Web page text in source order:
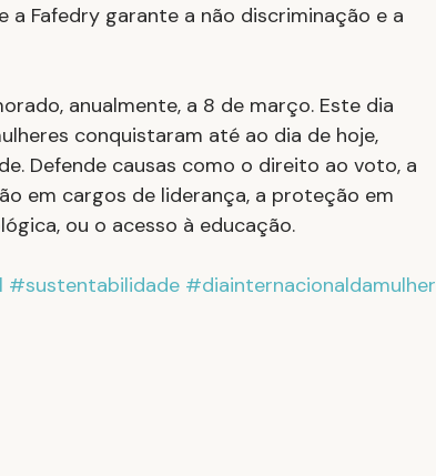
Fafedry garante a não discriminação e a
anualmente, a 8 de março. Este dia
conquistaram até ao dia de hoje,
Defende causas como o direito ao voto, a
em cargos de liderança, a proteção em
ou o acesso à educação.
#sustentabilidade #diainternacionaldamulher